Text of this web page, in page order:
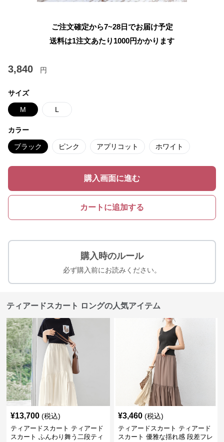
ご注文確定から7~28日でお届け予定
送料は1注文あたり 1000円かかります
3,840 円
サイズ
M L
カラー
ブラック ピンク アプリコット ホワイト
購入画面に進む
カートに追加する
購入時のルール
必ず購入前にお読みください。
ティアードスカート ロングの人気アイテム
¥13,700 (税込)
ティアードスカート ティアード
スカート ふんわり舞う二段ティ
¥3,460 (税込)
ティアードスカート ティアード
スカート 優雅な揺れ感 段差フレ